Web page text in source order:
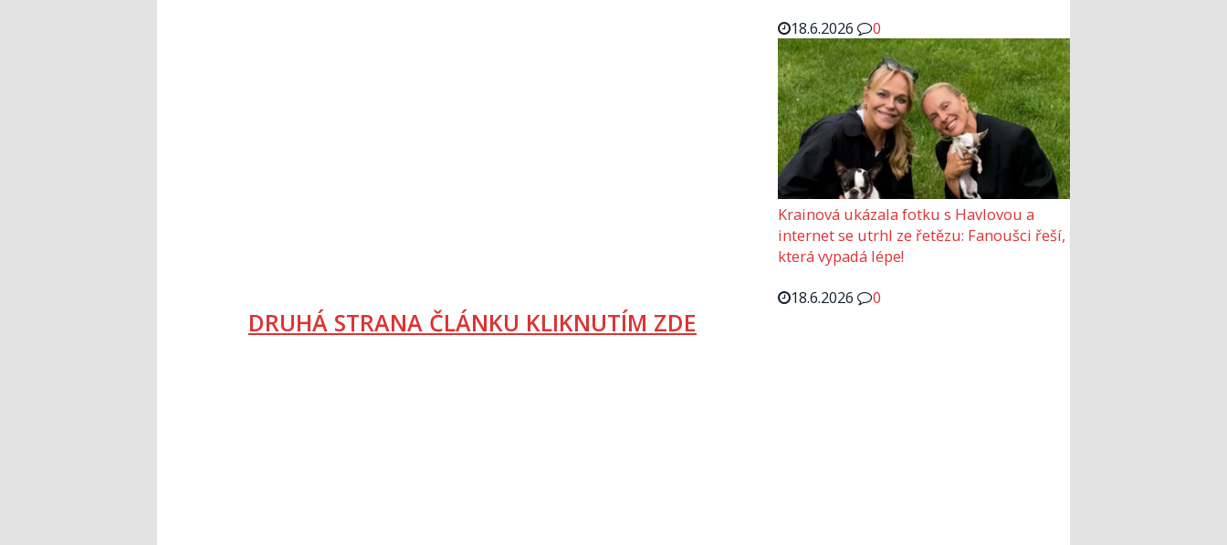
DRUHÁ STRANA ČLÁNKU KLIKNUTÍM ZDE
18.6.2026
0
Krainová ukázala fotku s Havlovou a
internet se utrhl ze řetězu: Fanoušci řeší,
která vypadá lépe!
18.6.2026
0